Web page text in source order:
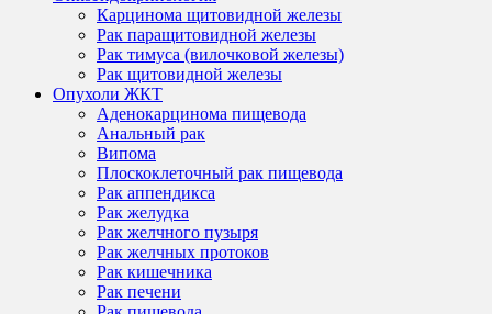
Карцинома щитовидной железы
Рак паращитовидной железы
Рак тимуса (вилочковой железы)
Рак щитовидной железы
Опухоли ЖКТ
Аденокарцинома пищевода
Анальный рак
Випома
Плоскоклеточный рак пищевода
Рак аппендикса
Рак желудка
Рак желчного пузыря
Рак желчных протоков
Рак кишечника
Рак печени